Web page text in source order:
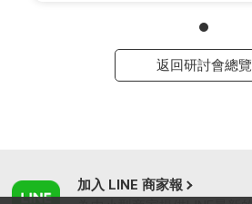
返回研討會總覽
加入 LINE 商家報